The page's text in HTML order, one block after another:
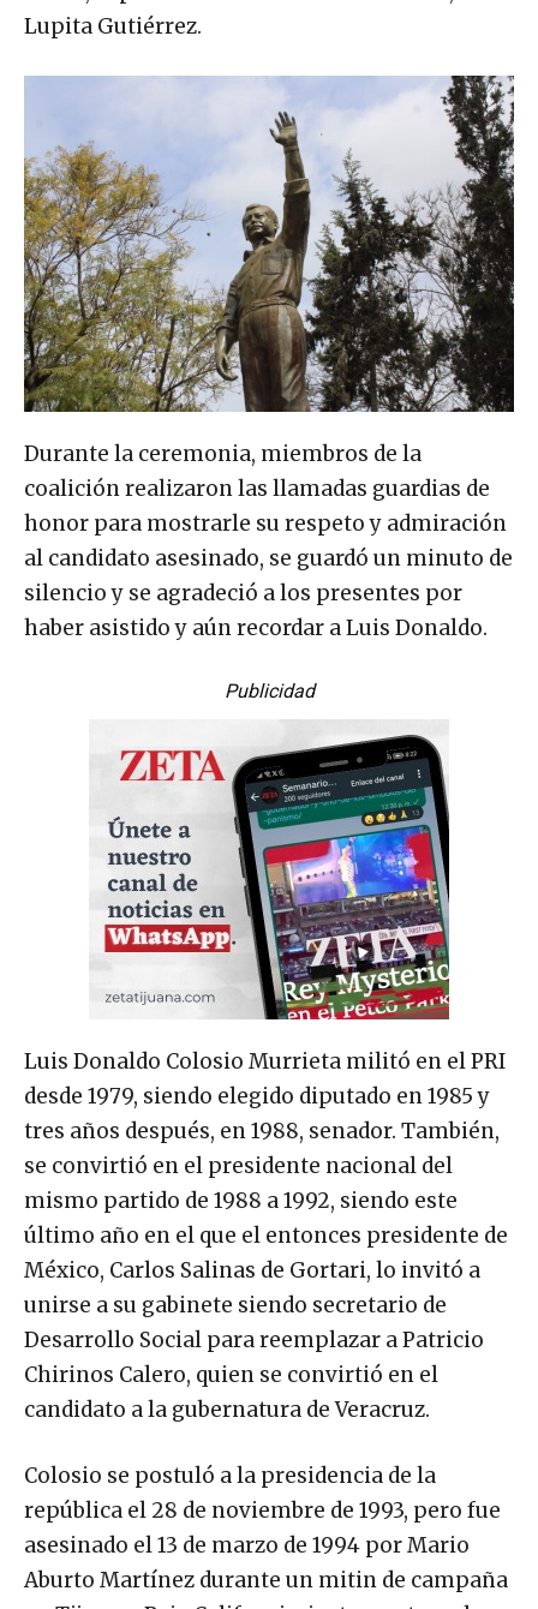
Lupita Gutiérrez.
Durante la ceremonia, miembros de la
coalición realizaron las llamadas guardias de
honor para mostrarle su respeto y admiración
al candidato asesinado, se guardó un minuto de
silencio y se agradeció a los presentes por
haber asistido y aún recordar a Luis Donaldo.
Publicidad
Luis Donaldo Colosio Murrieta militó en el PRI
desde 1979, siendo elegido diputado en 1985 y
tres años después, en 1988, senador. También,
se convirtió en el presidente nacional del
mismo partido de 1988 a 1992, siendo este
último año en el que el entonces presidente de
México, Carlos Salinas de Gortari, lo invitó a
unirse a su gabinete siendo secretario de
Desarrollo Social para reemplazar a Patricio
Chirinos Calero, quien se convirtió en el
candidato a la gubernatura de Veracruz.
Colosio se postuló a la presidencia de la
república el 28 de noviembre de 1993, pero fue
asesinado el 13 de marzo de 1994 por Mario
Aburto Martínez durante un mitin de campaña
en Tijuana, Baja California, justamente en la